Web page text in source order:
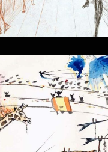
TAUROMACHIE